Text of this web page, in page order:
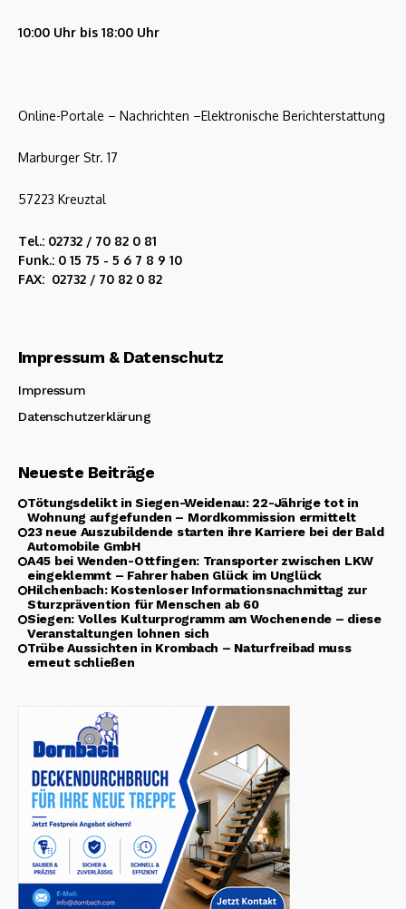
10:00 Uhr bis 18:00 Uhr
Online-Portale – Nachrichten –Elektronische Berichterstattung
Marburger Str. 17
57223 Kreuztal
Tel.: 02732 / 70 82 0 81
Funk.: 0 15 75 - 5 6 7 8 9 10
FAX: 02732 / 70 82 0 82
Impressum & Datenschutz
Impressum
Datenschutzerklärung
Neueste Beiträge
Tötungsdelikt in Siegen-Weidenau: 22-Jährige tot in
Wohnung aufgefunden – Mordkommission ermittelt
23 neue Auszubildende starten ihre Karriere bei der Bald
Automobile GmbH
A45 bei Wenden-Ottfingen: Transporter zwischen LKW
eingeklemmt – Fahrer haben Glück im Unglück
Hilchenbach: Kostenloser Informationsnachmittag zur
Sturzprävention für Menschen ab 60
Siegen: Volles Kulturprogramm am Wochenende – diese
Veranstaltungen lohnen sich
Trübe Aussichten in Krombach – Naturfreibad muss
erneut schließen